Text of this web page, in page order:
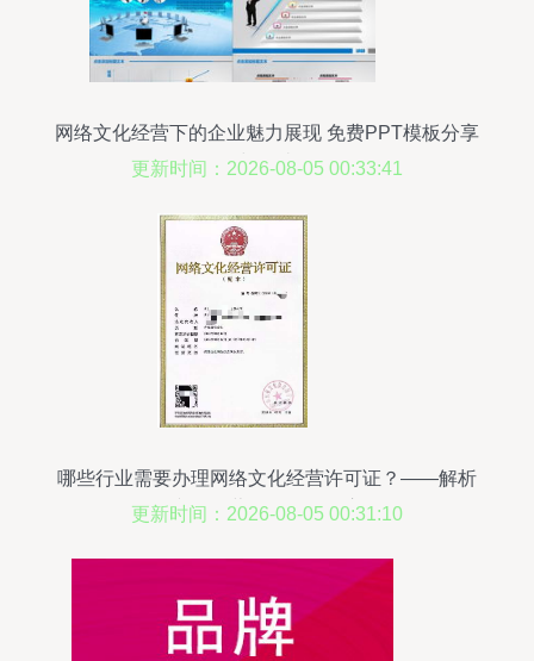
网络文化经营下的企业魅力展现 免费PPT模板分享
与解读
更新时间：2026-08-05 00:33:41
哪些行业需要办理网络文化经营许可证？——解析
《网络文化经营许可证》的应用场景
更新时间：2026-08-05 00:31:10